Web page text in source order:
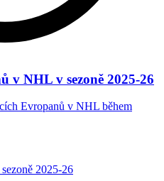
v NHL v sezoně 2025-26
Evropanů v NHL během